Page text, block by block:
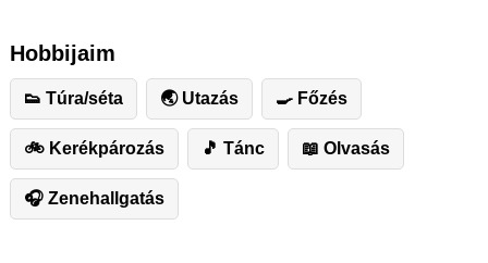
Hobbijaim
👟 Túra/séta 🌏 Utazás 🍳 Főzés
🚲 Kerékpározás 🎵 Tánc 📖 Olvasás
🎧 Zenehallgatás